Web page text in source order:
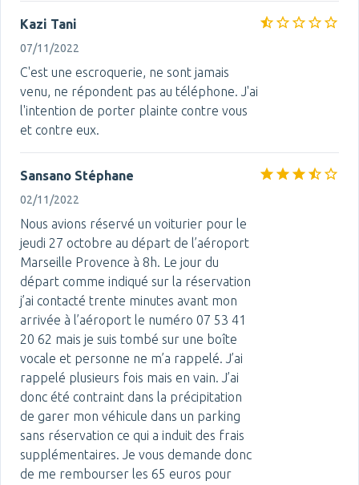
Kazi Tani
07/11/2022
C'est une escroquerie, ne sont jamais
venu, ne répondent pas au téléphone. J'ai
l'intention de porter plainte contre vous
et contre eux.
Sansano Stéphane
02/11/2022
Nous avions réservé un voiturier pour le
jeudi 27 octobre au départ de l’aéroport
Marseille Provence à 8h. Le jour du
départ comme indiqué sur la réservation
j’ai contacté trente minutes avant mon
arrivée à l’aéroport le numéro 07 53 41
20 62 mais je suis tombé sur une boîte
vocale et personne ne m’a rappelé. J’ai
rappelé plusieurs fois mais en vain. J’ai
donc été contraint dans la précipitation
de garer mon véhicule dans un parking
sans réservation ce qui a induit des frais
supplémentaires. Je vous demande donc
de me rembourser les 65 euros pour